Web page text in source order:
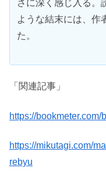
さに深く感じ入る。
ような結末には、作
た。
「関連記事」
https://
https://mikutagi.com/
rebyu